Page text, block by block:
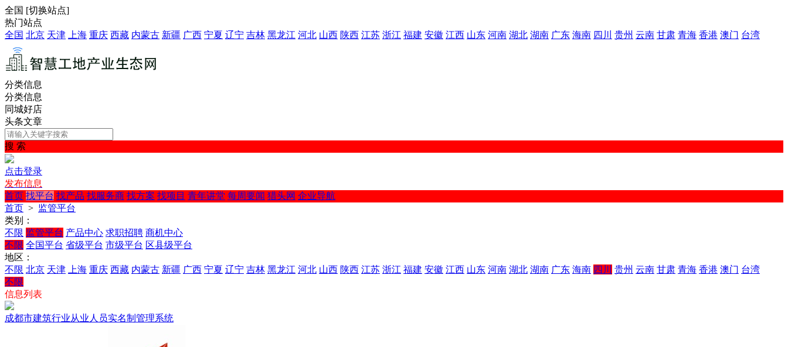
全国 [切换站点]
热门站点
全国 北京 天津 上海 重庆 西藏 内蒙古 新疆 广西 宁夏 辽宁 吉林 黑龙江 河北 山西 陕西 江苏 浙江 福建 安徽 江西 山东 河南 湖北 湖南 广东 海南 四川 贵州 云南 甘肃 青海 香港 澳门 台湾
分类信息
分类信息
同城好店
头条文章
搜 索
点击登录
发布信息
首页 找平台 找产品 找服务商 找方案 找项目 青年讲堂 每周要闻 猎头网 企业导航
首页 > 监管平台
类别：
不限 监管平台 产品中心 求职招聘 商机中心
不限 全国平台 省级平台 市级平台 区县级平台
地区：
不限 北京 天津 上海 重庆 西藏 内蒙古 新疆 广西 宁夏 辽宁 吉林 黑龙江 河北 山西 陕西 江苏 浙江 福建 安徽 江西 山东 河南 湖北 湖南 广东 海南 四川 贵州 云南 甘肃 青海 香港 澳门 台湾
不限
信息列表
成都市建筑行业从业人员实名制管理系统